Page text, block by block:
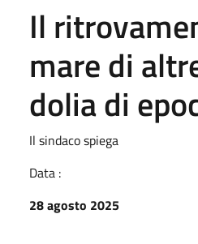
Il
mare di
dolia di
Il sindaco spiega
Data :
28 agosto 2025